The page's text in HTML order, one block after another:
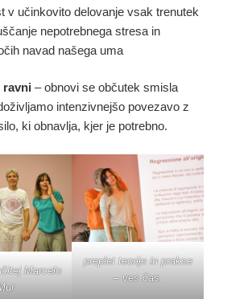
v učinkovito delovanje vsak trenutek
nepotrebnega stresa in
navad našega uma
ravni – obnovi se občutek smisla
intenzivnejšo povezavo z
ki obnavlja, kjer je potrebno.
Marcelo
preplet teorije in prakse
– ves čas.